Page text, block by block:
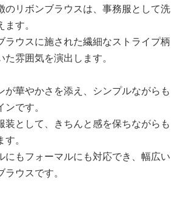
のリボンブラウスは、事務服として洗
す。
ラウスに施された繊細なストライプ柄
雰囲気を演出します。
が華やかさを添え、シンプルながらも
です。
装として、きちんと感を保ちながらも
。
にもフォーマルにも対応でき、幅広い
ウスです。